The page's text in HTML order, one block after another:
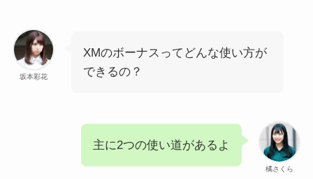
坂本彩花
XMのボーナスってどんな使い方が
できるの？
橘さくら
主に2つの使い道があるよ